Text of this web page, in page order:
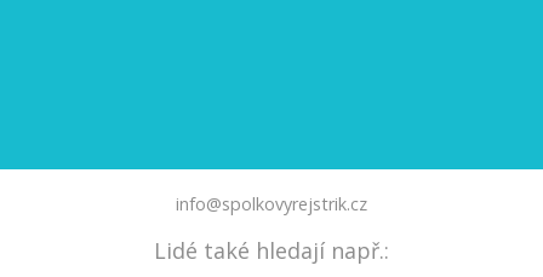
info@spolkovyrejstrik.cz
Lidé také hledají např.: